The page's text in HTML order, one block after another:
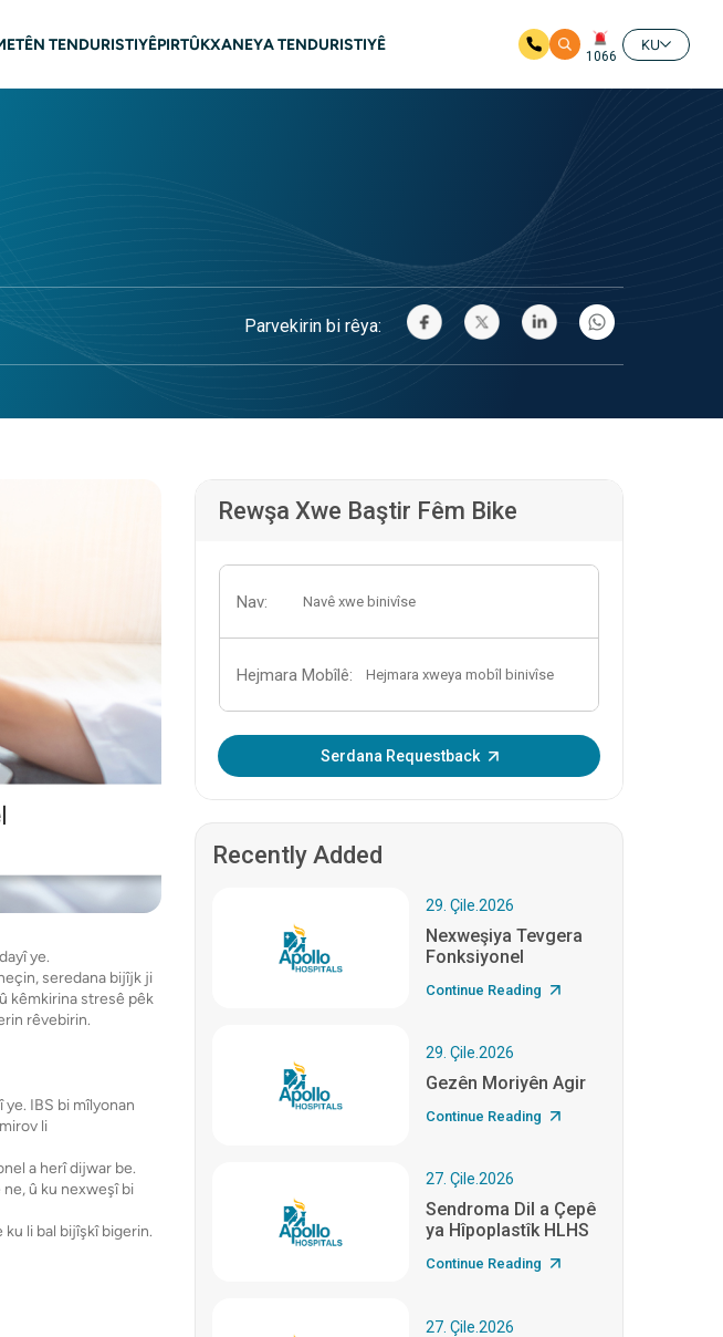
TENDURISTIYÊPIRTÛKXANEYA TENDURISTIYÊ
1066
KU
Parvekirin bi rêya:
ye.
seredana bijîjk ji
kêmkirina stresê pêk
rêvebirin.
IBS bi mîlyonan
li
a herî dijwar be.
û ku nexweşî bi
li bal bijîşkî bigerin.
Rewşa Xwe Baştir Fêm Bike
Nav:
Hejmara Mobîlê:
OTP binivîse:Serdana Requestback
Recently Added
29. Çile.2026
Nexweşiya Tevgera
Fonksiyonel
Continue Reading
29. Çile.2026
Gezên Moriyên Agir
Continue Reading
27. Çile.2026
Sendroma Dil a Çepê
ya Hîpoplastîk HLHS
Continue Reading
27. Çile.2026